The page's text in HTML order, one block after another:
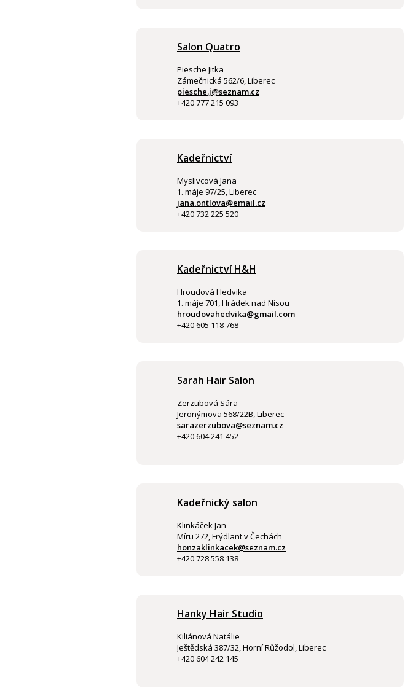
Salon Quatro
Piesche Jitka
Zámečnická 562/6, Liberec
piesche.j@seznam.cz
+420 777 215 093
Kadeřnictví
Myslivcová Jana
1. máje 97/25, Liberec
jana.ontlova@email.cz
+420 732 225 520
Kadeřnictví H&H
Hroudová Hedvika
1. máje 701, Hrádek nad Nisou
hroudovahedvika@gmail.com
+420 605 118 768
Sarah Hair Salon
Zerzubová Sára
Jeronýmova 568/22B, Liberec
sarazerzubova@seznam.cz
+420 604 241 452
Kadeřnický salon
Klinkáček Jan
Míru 272, Frýdlant v Čechách
honzaklinkacek@seznam.cz
+420 728 558 138
Hanky Hair Studio
Kiliánová Natálie
Ještědská 387/32, Horní Růžodol, Liberec
+420 604 242 145